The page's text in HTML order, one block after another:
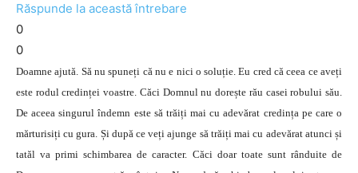
Răspunde la această întrebare
0
0
Doamne ajută. Să nu spuneți că nu e nici o soluție. Eu cred că ceea ce aveți
este rodul credinței voastre. Căci Domnul nu dorește rău casei robului său.
De aceea singurul îndemn este să trăiți mai cu adevărat credința pe care o
mărturisiți cu gura. Și după ce veți ajunge să trăiți mai cu adevărat atunci și
tatăl va primi schimbarea de caracter. Căci doar toate sunt rânduite de